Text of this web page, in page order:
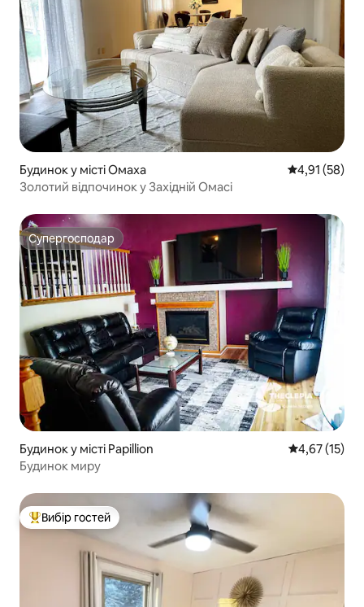
Будинок у місті Омаха Середня
4,91 (58)
Золотий відпочинок у Західній Омасі
Супергосподар
Супергосподар
Будинок у місті Papillion Середня
4,67 (15)
Будинок миру
Топ вибір гостей
Вибір гостей